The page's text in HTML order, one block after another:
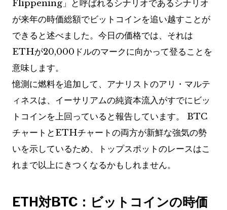
Flippening」と呼ばれるシナリオであるシナリオ
が来年の時価総額でビットコインを追い越すことが
できると述べました。今日の価格では、それは
ETHが20,000ドルのマークに向かって登ることを
意味します。
憶測に燃料を追加して、アナリストのアリ・マルテ
ィネスは、イーサリアムの純資本流入がすでにビッ
トコインを上回っていると報告しています。 BTC
チャートとETHチャートの両方が新鮮な強気の勢
いを示しているため、トップスポットのレースはこ
れまで以上にきつくなるかもしれません。
ETH対BTC：ビットコインの時価